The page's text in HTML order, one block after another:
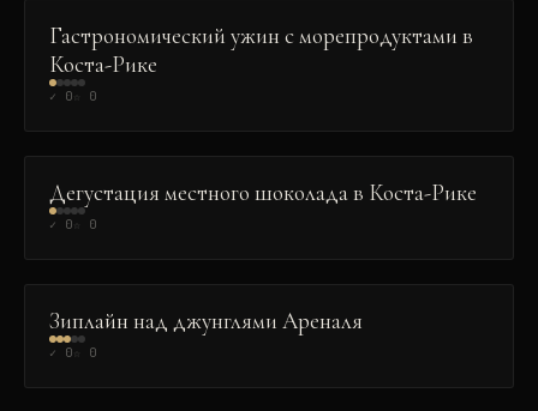
Гастрономический ужин с морепродуктами в
Коста-Рике
✓ 0 0
ГАСТРОНОМИЯ
Дегустация местного шоколада в Коста-Рике
✓ 0 0
ЭКСТРИМ
Зиплайн над джунглями Ареналя
✓ 0 0
ЭКСТРИМ